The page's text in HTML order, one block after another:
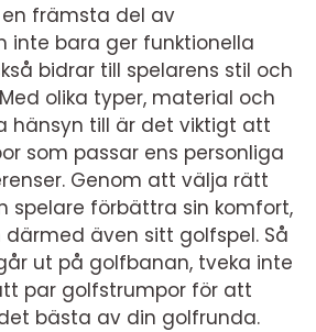
främsta del av
inte bara ger funktionella
bidrar till spelarens stil och
olika typer, material och
hänsyn till är det viktigt att
som passar ens personliga
Genom att välja rätt
spelare förbättra sin komfort,
även sitt golfspel. Så
ut på golfbanan, tveka inte
par golfstrumpor för att
bästa av din golfrunda.